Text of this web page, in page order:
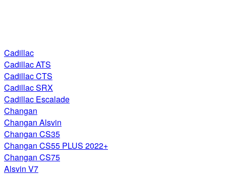
Cadillac
Cadillac ATS
Cadillac CTS
Cadillac SRX
Cadillac Escalade
Changan
Changan Alsvin
Changan CS35
Changan CS55 PLUS 2022+
Changan CS75
Alsvin V7